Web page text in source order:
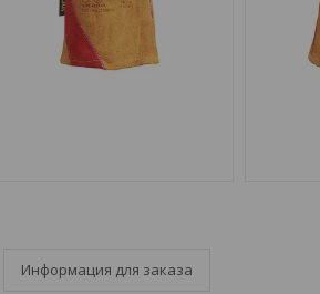
Информация для заказа